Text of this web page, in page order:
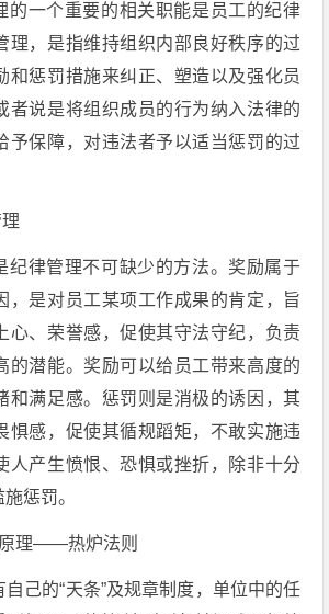
的一个重要的相关职能是员工的纪律
理，是指维持组织内部良好秩序的过
和惩罚措施来纠正、塑造以及强化员
者说是将组织成员的行为纳入法律的
予保障，对违法者予以适当惩罚的过
纪律管理不可缺少的方法。奖励属于
，是对员工某项工作成果的肯定，旨
心、荣誉感，促使其守法守纪，负责
的潜能。奖励可以给员工带来高度的
和满足感。惩罚则是消极的诱因，其
惧感，促使其循规蹈矩，不敢实施违
人产生愤恨、恐惧或挫折，除非十分
惩罚。
原理——热炉法则
己的“天条”及规章制度，单位中的任